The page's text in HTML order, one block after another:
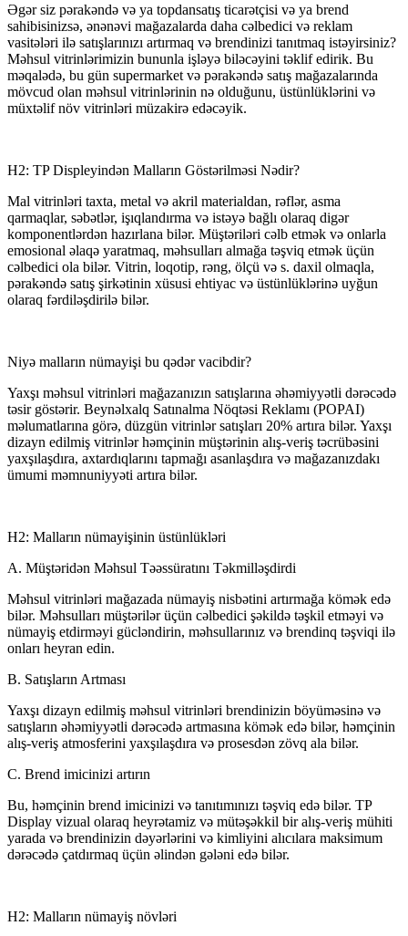
Əgər siz pərakəndə və ya topdansatış ticarətçisi və ya brend
sahibisinizsə, ənənəvi mağazalarda daha cəlbedici və reklam
vasitələri ilə satışlarınızı artırmaq və brendinizi tanıtmaq istəyirsiniz?
Məhsul vitrinlərimizin bununla işləyə biləcəyini təklif edirik. Bu
məqalədə, bu gün supermarket və pərakəndə satış mağazalarında
mövcud olan məhsul vitrinlərinin nə olduğunu, üstünlüklərini və
müxtəlif növ vitrinləri müzakirə edəcəyik.
H2: TP Displeyindən Malların Göstərilməsi Nədir?
Mal vitrinləri taxta, metal və akril materialdan, rəflər, asma
qarmaqlar, səbətlər, işıqlandırma və istəyə bağlı olaraq digər
komponentlərdən hazırlana bilər. Müştəriləri cəlb etmək və onlarla
emosional əlaqə yaratmaq, məhsulları almağa təşviq etmək üçün
cəlbedici ola bilər. Vitrin, loqotip, rəng, ölçü və s. daxil olmaqla,
pərakəndə satış şirkətinin xüsusi ehtiyac və üstünlüklərinə uyğun
olaraq fərdiləşdirilə bilər.
Niyə malların nümayişi bu qədər vacibdir?
Yaxşı məhsul vitrinləri mağazanızın satışlarına əhəmiyyətli dərəcədə
təsir göstərir. Beynəlxalq Satınalma Nöqtəsi Reklamı (POPAI)
məlumatlarına görə, düzgün vitrinlər satışları 20% artıra bilər. Yaxşı
dizayn edilmiş vitrinlər həmçinin müştərinin alış-veriş təcrübəsini
yaxşılaşdıra, axtardıqlarını tapmağı asanlaşdıra və mağazanızdakı
ümumi məmnuniyyəti artıra bilər.
H2: Malların nümayişinin üstünlükləri
A. Müştəridən Məhsul Təəssüratını Təkmilləşdirdi
Məhsul vitrinləri mağazada nümayiş nisbətini artırmağa kömək edə
bilər. Məhsulları müştərilər üçün cəlbedici şəkildə təşkil etməyi və
nümayiş etdirməyi gücləndirin, məhsullarınız və brendinq təşviqi ilə
onları heyran edin.
B. Satışların Artması
Yaxşı dizayn edilmiş məhsul vitrinləri brendinizin böyüməsinə və
satışların əhəmiyyətli dərəcədə artmasına kömək edə bilər, həmçinin
alış-veriş atmosferini yaxşılaşdıra və prosesdən zövq ala bilər.
C. Brend imicinizi artırın
Bu, həmçinin brend imicinizi və tanıtımınızı təşviq edə bilər. TP
Display vizual olaraq heyrətamiz və mütəşəkkil bir alış-veriş mühiti
yarada və brendinizin dəyərlərini və kimliyini alıcılara maksimum
dərəcədə çatdırmaq üçün əlindən gələni edə bilər.
H2: Malların nümayiş növləri